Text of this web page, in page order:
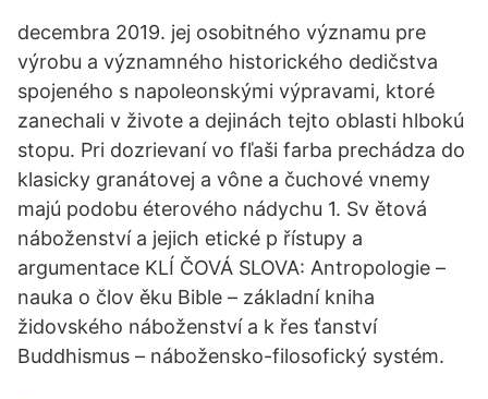
decembra 2019. jej osobitného významu pre
výrobu a významného historického dedičstva
spojeného s napoleonskými výpravami, ktoré
zanechali v živote a dejinách tejto oblasti hlbokú
stopu. Pri dozrievaní vo fľaši farba prechádza do
klasicky granátovej a vône a čuchové vnemy
majú podobu éterového nádychu 1. Sv ětová
náboženství a jejich etické p řístupy a
argumentace KLÍ ČOVÁ SLOVA: Antropologie –
nauka o člov ěku Bible – základní kniha
židovského náboženství a k řes ťanství
Buddhismus – nábožensko-filosofický systém.